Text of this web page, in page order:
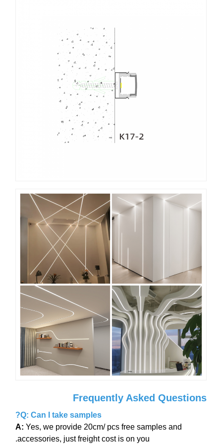
Frequently Asked Questions
Q: Can I take samples?
A: Yes, we provide 20cm/ pcs free samples and
accessories, just freight cost is on you.